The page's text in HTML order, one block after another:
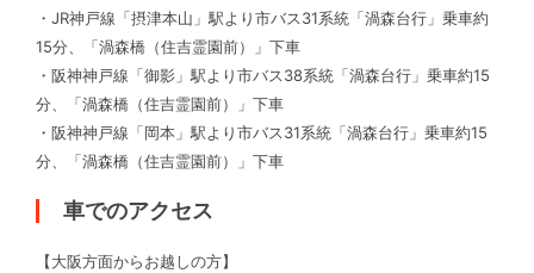
・JR神戸線「摂津本山」駅より市バス31系統「渦森台行」乗車約
15分、「渦森橋（住吉霊園前）」下車
・阪神神戸線「御影」駅より市バス38系統「渦森台行」乗車約15
分、「渦森橋（住吉霊園前）」下車
・阪神神戸線「岡本」駅より市バス31系統「渦森台行」乗車約15
分、「渦森橋（住吉霊園前）」下車
車でのアクセス
【大阪方面からお越しの方】